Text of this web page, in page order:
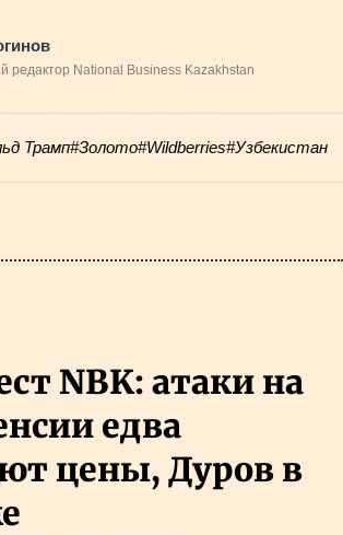
редактор National Business Kazakhstan
Трамп#Золото#Wildberries#Узбекистан
NBK: атаки на
едва
цены, Дуров в